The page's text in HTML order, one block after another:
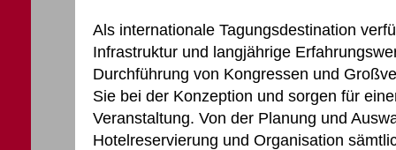
Als internationale Tagungsdestination
Infrastruktur und langjährige
Durchführung von Kongressen und
Sie bei der Konzeption und sorgen für
Veranstaltung. Von der Planung und
Hotelreservierung und Organisation